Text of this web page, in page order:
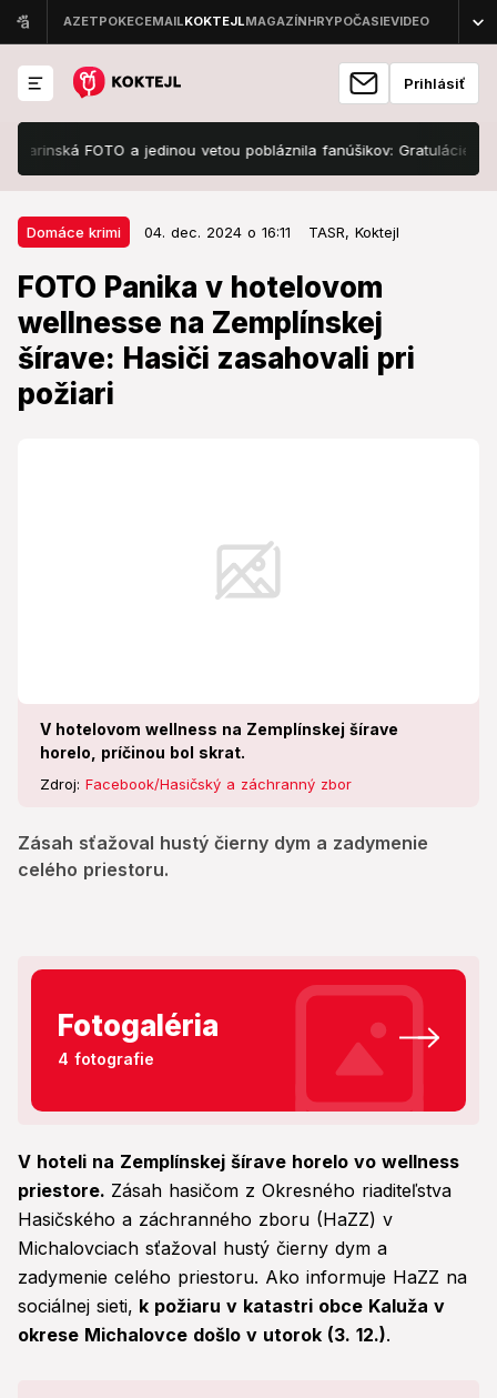
Prihlásiť
FOTO a jedinou vetou pobláznila fanúšikov: Gratulácie sa len
Domáce krimi 04. dec. 2024 o 16:11 TASR, Koktejl
FOTO Panika v hotelovom
wellnesse na Zemplínskej
šírave: Hasiči zasahovali pri
požiari
V hotelovom wellness na Zemplínskej šírave
horelo, príčinou bol skrat.
Zdroj: Facebook/Hasičský a záchranný zbor
Zásah sťažoval hustý čierny dym a zadymenie
celého priestoru.
Domáce krimi 04. dec. 2024 o 16:11
FOTO Panika v hotelovom
wellnesse na Zemplínskej šírave:
Hasiči zasahovali pri požiari
Zásah sťažoval hustý čierny dym a zadymenie celého
priestoru.
Fotogaléria
4 fotografie
V hoteli na Zemplínskej šírave horelo vo wellness
priestore. Zásah hasičom z Okresného riaditeľstva
Hasičského a záchranného zboru (HaZZ) v
Michalovciach sťažoval hustý čierny dym a
zadymenie celého priestoru. Ako informuje HaZZ na
sociálnej sieti, k požiaru v katastri obce Kaluža v
okrese Michalovce došlo v utorok (3. 12.).